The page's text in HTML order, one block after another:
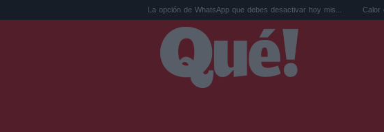
La opción de WhatsApp que debes desactivar hoy mis... Calor extremo y